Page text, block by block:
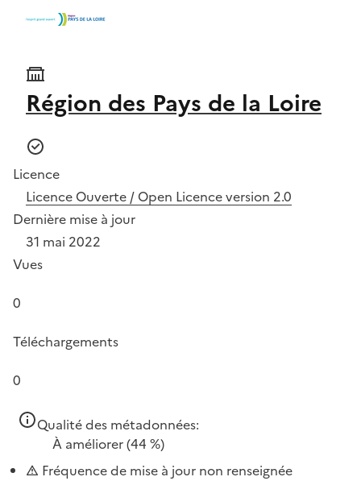
Région des Pays de la Loire
Licence
Licence Ouverte / Open Licence version 2.0
Dernière mise à jour
31 mai 2022
Vues
0
Téléchargements
0
Qualité des métadonnées:
À améliorer(44 %)
Fréquence de mise à jour non renseignée